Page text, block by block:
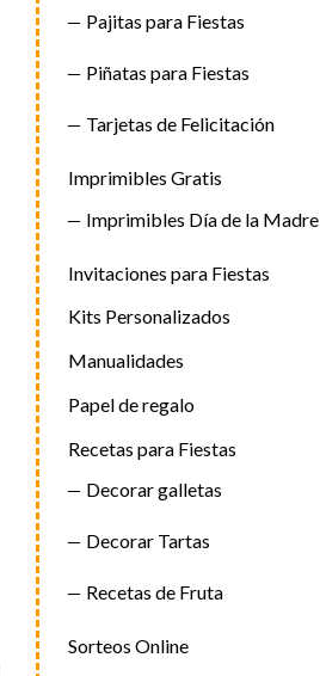
Pajitas para Fiestas
Piñatas para Fiestas
Tarjetas de Felicitación
Imprimibles Gratis
Imprimibles Día de la Madre
Invitaciones para Fiestas
Kits Personalizados
Manualidades
Papel de regalo
Recetas para Fiestas
Decorar galletas
Decorar Tartas
Recetas de Fruta
Sorteos Online